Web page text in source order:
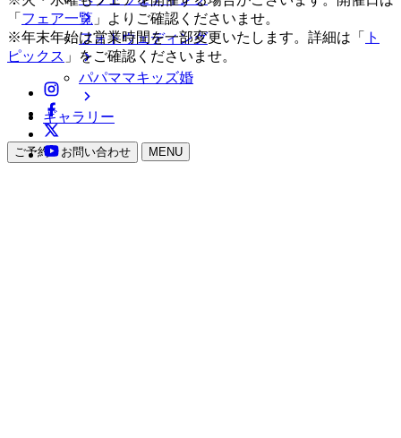
フォトウェディング
パパママキッズ婚
ギャラリー
ご予約・お問い合わせ MENU
「 フェア一覧 」よりご確認くださいませ。
※年末年始は営業時間を一部変更いたします。詳細は「
ト
ピックス 」をご確認くださいませ。